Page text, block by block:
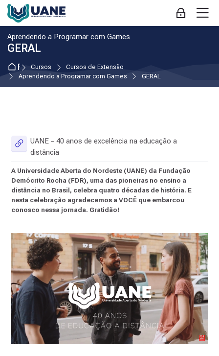
Pular para navegação
Pular para formulário de login
Ir para o conteúdo principal
Pular para opções de acessibilidade
Pular para rodapé
Pular opções de acessibilidade
Acessar
Aprendendo a Programar com Games
GERAL
Página inicial
Cursos
Cursos de Extensão
Aprendendo a Programar com Games
GERAL
UANE – 40 anos de excelência na educação a
distância
A Universidade Aberta do Nordeste (UANE) da Fundação
Demócrito Rocha (FDR), uma das pioneiras no ensino a
distância no Brasil, celebra quatro décadas de história. E
nesta celebração agradecemos a VOCÊ que embarcou
conosco nessa jornada. Gratidão!